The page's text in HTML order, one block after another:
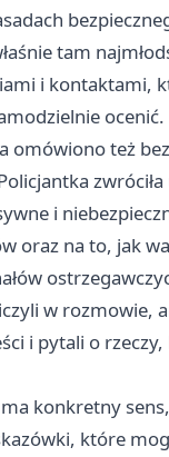
tam
i kontaktami,
ocenić.
omówiono też
i
oraz na to, jak
w rozmowie,
i pytali o rzeczy,
konkretny
które